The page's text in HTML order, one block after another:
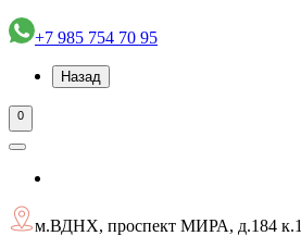
+7 985 754 70 95
Назад
0
м.ВДНХ, проспект МИРА, д.184 к.1